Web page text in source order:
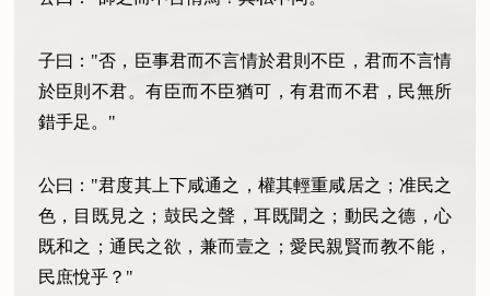
子曰："否，臣事君而不言情於君則不臣，君而不言情
於臣則不君。有臣而不臣猶可，有君而不君，民無所
錯手足。"
公曰："君度其上下咸通之，權其輕重咸居之；准民之
色，目既見之；鼓民之聲，耳既聞之；動民之德，心
既和之；通民之欲，兼而壹之；愛民親賢而教不能，
民庶悅乎？"